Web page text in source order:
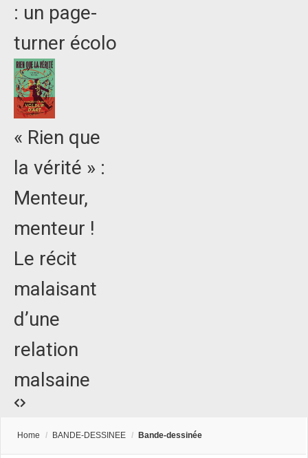
: un page-
turner écolo
« Rien que
la vérité » :
Menteur,
menteur !
Le récit
malaisant
d’une
relation
malsaine
Home / BANDE-DESSINEE / Bande-dessinée